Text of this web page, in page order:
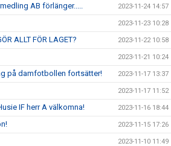
AB förlänger..... 2023-11-24 14:57
2023-11-23 10:28
ALLT FÖR LAGET? 2023-11-22 10:58
2023-11-21 10:24
på damfotbollen fortsätter! 2023-11-17 13:37
2023-11-17 11:52
IF herr A välkomna! 2023-11-16 18:44
2023-11-15 17:26
2023-11-10 11:49